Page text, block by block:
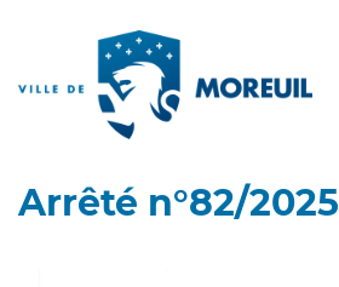
Arrêté n°82/2025